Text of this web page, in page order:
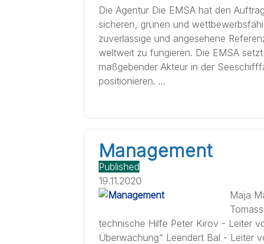
Die Agentur Die EMSA hat den
sicheren, grünen und
zuverlässige und angesehene
weltweit zu fungieren. Die EMSA
maßgebender Akteur in der
positionieren. ...
Management
Published
19.11.2020
Maja
technische Hilfe Peter Kirov - Leiter
Überwachung“ Leendert Bal - Leiter